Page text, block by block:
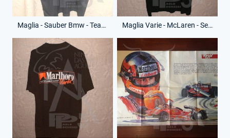
Maglia - Sauber Bmw - Team - (Retro) Maglia Varie - McLaren - Senna - (Fronte)